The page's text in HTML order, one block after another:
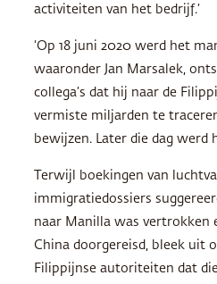
activiteiten van het bedrijf.’
‘Op 18 juni 2020 werd het
waaronder Jan Marsalek,
collega’s dat hij naar de
vermiste miljarden te
bewijzen. Later die dag werd
Terwijl boekingen van
immigratiedossiers
naar Manilla was vertrokken
China doorgereisd, bleek uit
Filippijnse autoriteiten dat